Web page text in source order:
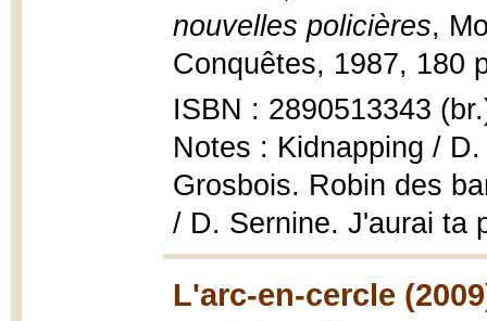
nouvelles policières,
Conquêtes, 1987, 180
ISBN : 2890513343
Notes : Kidnapping /
Grosbois. Robin des
/ D. Sernine. J'aurai ta
L'arc-en-cercle